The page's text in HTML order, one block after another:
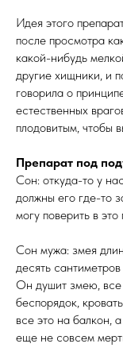
Идея этого
после просмотра
какой-нибудь
другие хищники, и
говорила о
естественных
плодовитым, чтобы
Препарат под
Сон: откуда-то у
должны его где-то
могу поверить в
Сон мужа: змея
десять
Он душит змею, все
беспорядок,
все это на балкон,
еще не совсем